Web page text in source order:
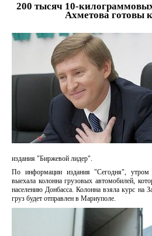
200 тысяч 10-
Ахметова готовы
издания "Биржевой лидер".
По информации издания "Сегодня", утром
выехала колонна грузовых автомобилей,
населению Донбасса. Колонна взяла курс на
груз будет отправлен в Мариуполе.